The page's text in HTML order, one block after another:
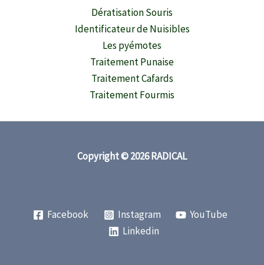
Dératisation Souris
Identificateur de Nuisibles
Les pyémotes
Traitement Punaise
Traitement Cafards
Traitement Fourmis
Copyright © 2026 RADICAL
Facebook Instagram
YouTube
Linkedin